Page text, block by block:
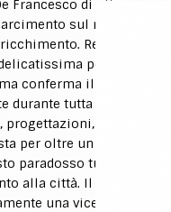
Francesco di ottenere
sul medesimo
Resta però il
per Palazzo
conferma il diritto
durante tutta la vicenda.
progettazioni, incarichi
per oltre un decennio
paradosso tutto
alla città. Il commento
una vicenda lunga